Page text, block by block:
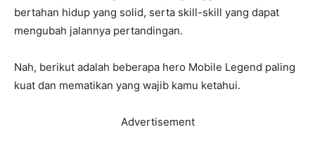
bertahan hidup yang solid, serta skill-skill yang dapat
mengubah jalannya pertandingan.
Nah, berikut adalah beberapa hero Mobile Legend paling
kuat dan mematikan yang wajib kamu ketahui.
Advertisement